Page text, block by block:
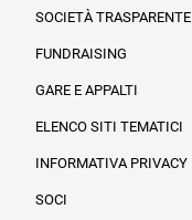
SOCIETÀ TRASPARENTE
FUNDRAISING
GARE E APPALTI
ELENCO SITI TEMATICI
INFORMATIVA PRIVACY
SOCI